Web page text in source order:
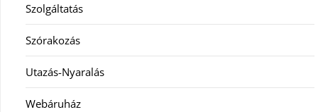
Szolgáltatás
Szórakozás
Utazás-Nyaralás
Webáruház